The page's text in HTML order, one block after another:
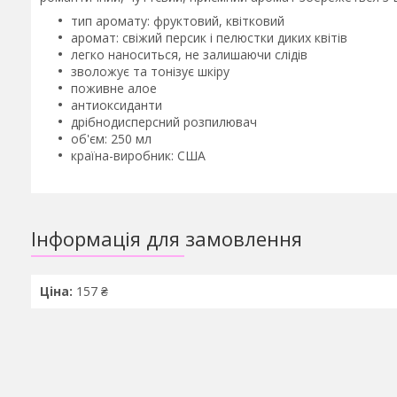
тип аромату: фруктовий, квітковий
аромат: свіжий персик і пелюстки диких квітів
легко наноситься, не залишаючи слідів
зволожує та тонізує шкіру
поживне алое
антиоксиданти
дрібнодисперсний розпилювач
об'єм: 250 мл
країна-виробник: США
Інформація для замовлення
Ціна: 157 ₴